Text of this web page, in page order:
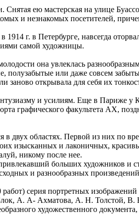
ею мастерская на улице
и незнакомых посетителей,
г. в Петербурге, навсегда
самой художницы.
она увлеклась
полузабытые или даже совсем
заново открывала для себя их
и усилиям. Еще в
графического факультета АХ,
в двух областях. Первой из них по
изысканных и лаконичных,
никому после нее.
больших художников
и разнообразных
серия портретных
А. А- Ахматова, А. Н. Толстой, В.
художественного